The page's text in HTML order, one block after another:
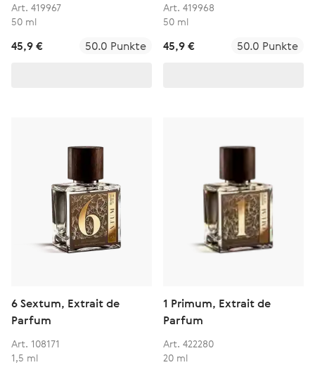
Art. 419967
50 ml
45,9 € 50.0 Punkte
Art. 419968
50 ml
45,9 € 50.0 Punkte
6 Sextum, Extrait de
Parfum
Art. 108171
1,5 ml
1 Primum, Extrait de
Parfum
Art. 422280
20 ml